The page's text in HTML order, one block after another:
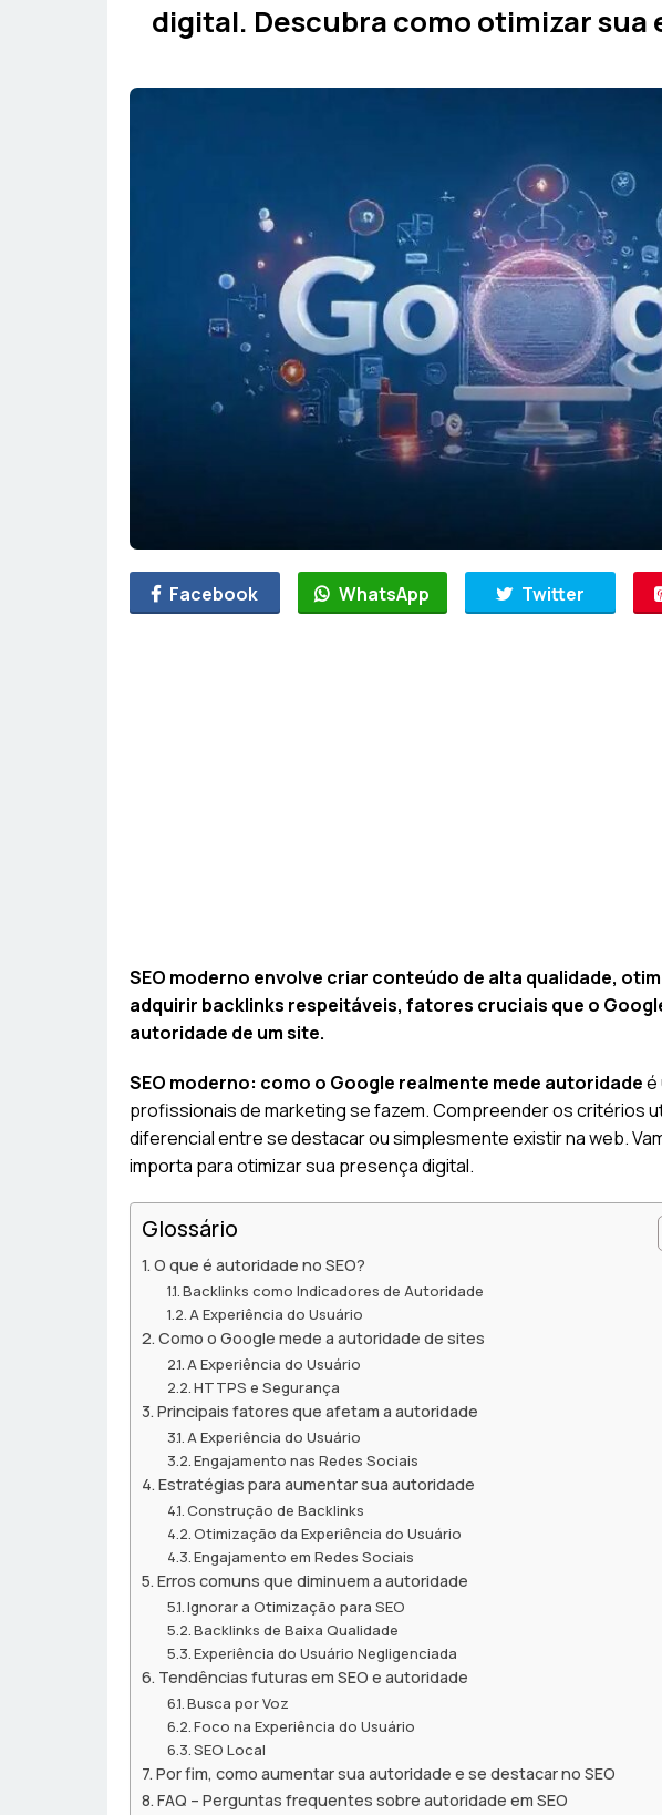
digital. Descubra como otimizar sua
Facebook WhatsApp Twitter
SEO moderno envolve criar conteúdo de alta qualidade,
adquirir backlinks respeitáveis, fatores cruciais que o
autoridade de um site.
SEO moderno: como o Google realmente mede autoridadeé
profissionais de marketing se fazem. Compreender os critérios
diferencial entre se destacar ou simplesmente existir na web.
importa para otimizar sua presença digital.
Glossário
O que é autoridade no SEO?
Backlinks como Indicadores de Autoridade
A Experiência do Usuário
Como o Google mede a autoridade de sites
A Experiência do Usuário
HTTPS e Segurança
Principais fatores que afetam a autoridade
A Experiência do Usuário
Engajamento nas Redes Sociais
Estratégias para aumentar sua autoridade
Construção de Backlinks
Otimização da Experiência do Usuário
Engajamento em Redes Sociais
Erros comuns que diminuem a autoridade
Ignorar a Otimização para SEO
Backlinks de Baixa Qualidade
Experiência do Usuário Negligenciada
Tendências futuras em SEO e autoridade
Busca por Voz
Foco na Experiência do Usuário
SEO Local
Por fim, como aumentar sua autoridade e se destacar no SEO
FAQ – Perguntas frequentes sobre autoridade em SEO